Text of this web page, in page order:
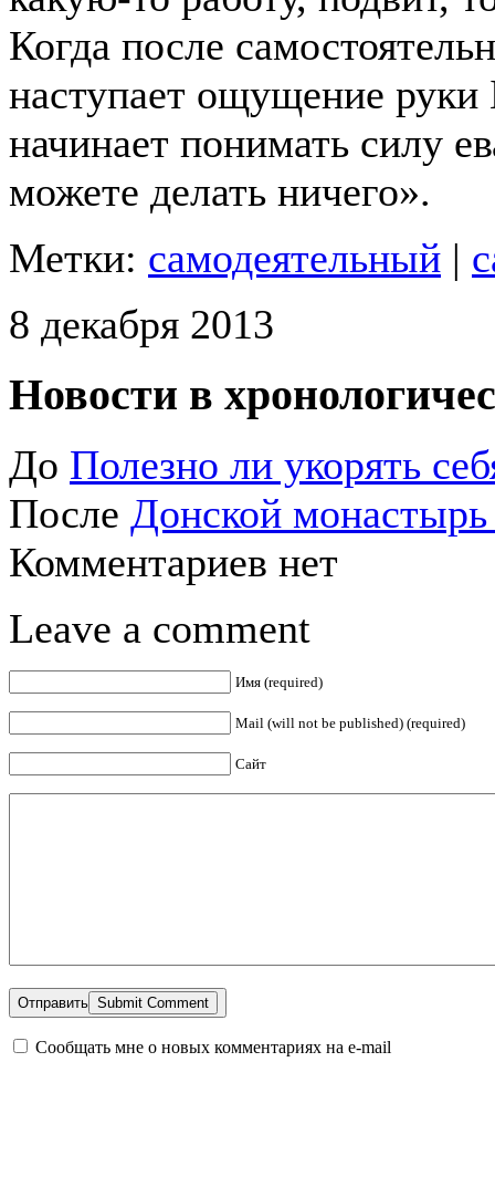
Когда после
наступает ощущение
начинает понимать силу
можете делать ничего».
Метки: самодеятельный |
8 декабря 2013
Новости в
До Полезно ли укорять
После Донской
Комментариев нет
Leave a comment
Имя (required)
Mail (will not be published) (required)
Сайт
Отправить
Сообщать мне о новых комментариях на e-mail